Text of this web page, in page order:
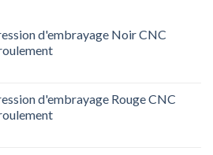
d'embrayage Noir CNC
d'embrayage Rouge CNC